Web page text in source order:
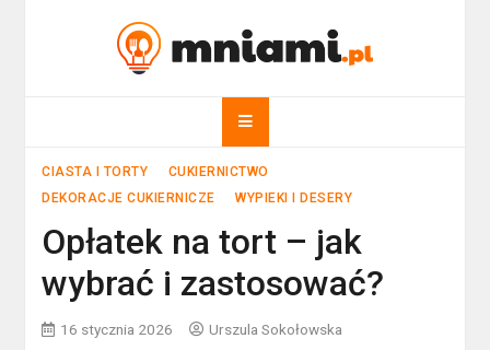
mniami.pl
CIASTA I TORTY
CUKIERNICTWO
DEKORACJE CUKIERNICZE
WYPIEKI I DESERY
Opłatek na tort – jak
wybrać i zastosować?
16 stycznia 2026 Urszula Sokołowska